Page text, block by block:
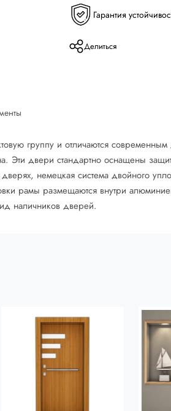
Гарантия
Делиться
группу и отличаются
Эти двери стандартно оснащены
немецкая система двойного
рамы размещаются внутри
наличников дверей.